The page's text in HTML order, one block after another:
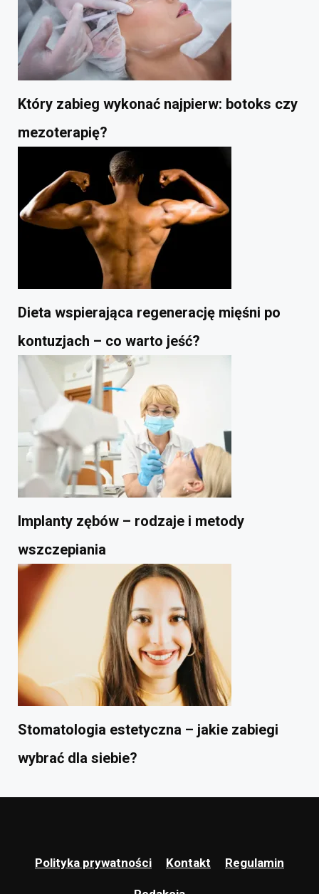
Który zabieg wykonać najpierw: botoks czy
mezoterapię?
Dieta wspierająca regenerację mięśni po
kontuzjach – co warto jeść?
Implanty zębów – rodzaje i metody
wszczepiania
Stomatologia estetyczna – jakie zabiegi
wybrać dla siebie?
Polityka prywatności Kontakt Regulamin